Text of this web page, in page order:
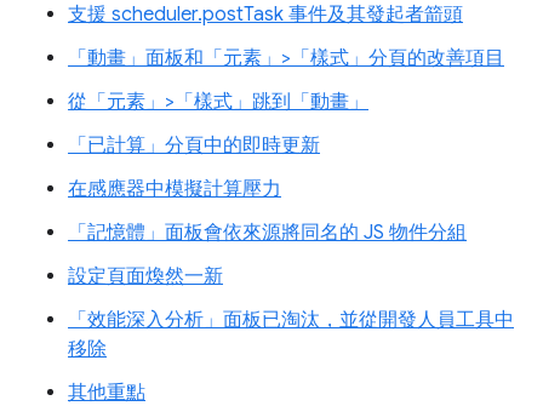
支援 scheduler.postTask 事件及其發起者箭頭
「動畫」面板和「元素」>「樣式」分頁的改善項目
從「元素」>「樣式」跳到「動畫」
「已計算」分頁中的即時更新
在感應器中模擬計算壓力
「記憶體」面板會依來源將同名的 JS 物件分組
設定頁面煥然一新
「效能深入分析」面板已淘汰，並從開發人員工具中
移除
其他重點